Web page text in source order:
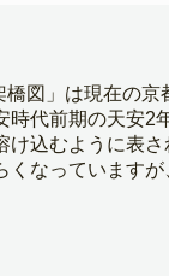
図」は現在の京
代前期の天安2
込むように表
なっています